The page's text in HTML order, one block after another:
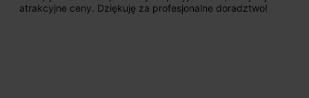
początku uderzyło mnie profesjonalne podejście